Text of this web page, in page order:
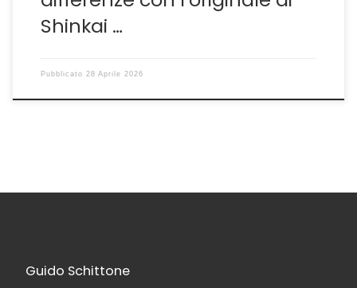
Shinkai …
Pubblicato 28 Aprile 2026
Guido Schittone